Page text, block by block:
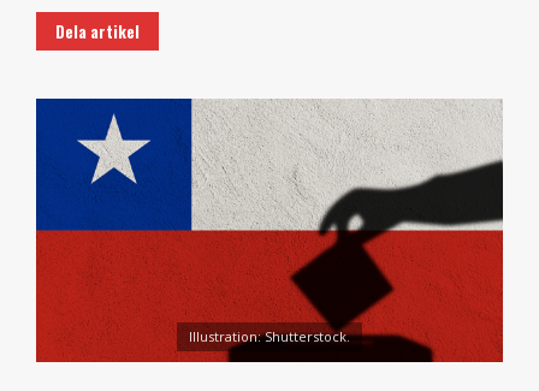
Dela artikel
Illustration: Shutterstock.